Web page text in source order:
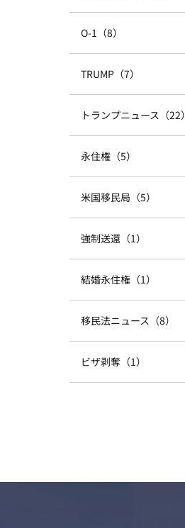
O-1（8）
TRUMP（7）
トランプニュース（22）
永住権（5）
米国移民局（5）
強制送還（1）
結婚永住権（1）
移民法ニュース（8）
ビザ剥奪（1）